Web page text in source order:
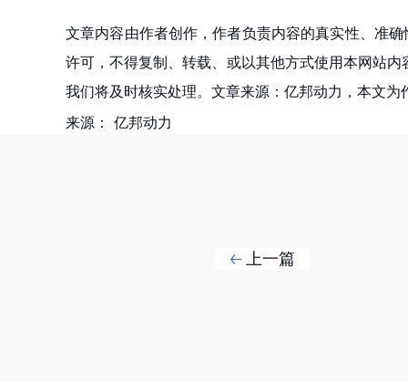
文章内容由作者创作，作者负责内容的真实性、准
许可，不得复制、转载、或以其他方式使用本网站
我们将及时核实处理。文章来源：亿邦动力，本文为
来源： 亿邦动力
上一篇